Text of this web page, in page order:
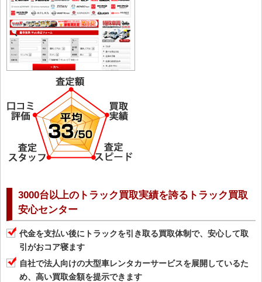
3000台以上のトラック買取実績を誇るトラック買取
安心センター
代金を支払い後にトラックを引き取る買取体制で、安心して取
引がおコア寝ます
自社で法人向けの大型車レンタカーサービスを展開しているた
め、高い買取金額を提示できます